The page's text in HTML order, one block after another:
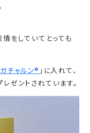
情をしていてとっても
ガチャルン® 」に入れて、
ゼントされています。